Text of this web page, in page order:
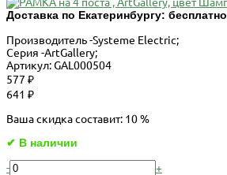
Доставка по Екатеринбургу: бесплатно
Производитель -Systeme Electric;
Серия -ArtGallery;
Артикул:GAL000504
577 ₽
641 ₽
Ваша скидка составит: 10 %
✔ В наличии
-
+